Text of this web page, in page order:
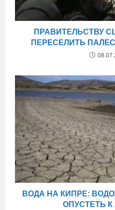
ПРАВИТЕЛЬСТВУ
ПЕРЕСЕЛИТЬ
ВОДА НА КИПРЕ:
ОПУСТЕТЬ К